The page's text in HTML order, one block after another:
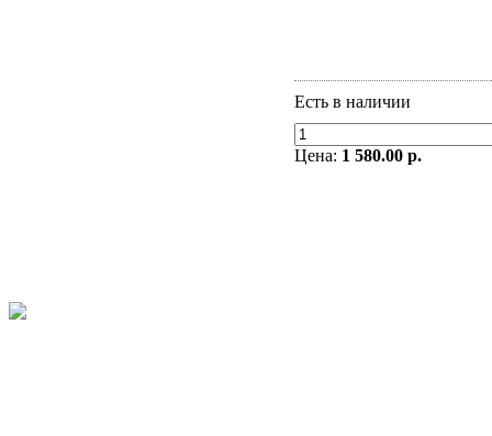
Есть в наличии
Цена: 1 580.00 р.